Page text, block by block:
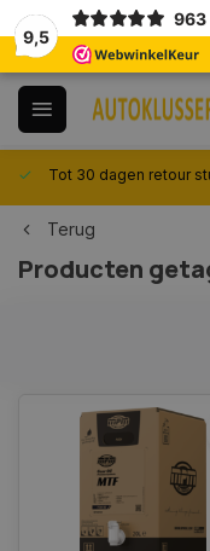
9,5
963
Tot 30 dagen retour
Terug
Producten